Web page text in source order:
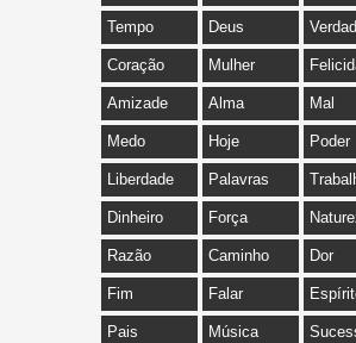
Tempo Deus
Coração Mulher
Amizade Alma Mal
Medo Hoje Poder
Liberdade Palavras
Dinheiro Força
Razão Caminho Dor
Fim Falar
Pais Música